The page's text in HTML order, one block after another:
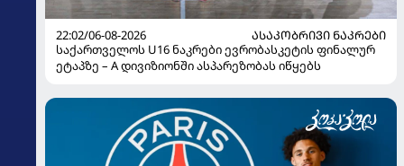
22:02/06-08-2026
ᲐᲡᲐᲙᲝᲑᲠᲘᲕᲘ ᲜᲐᲙᲠᲔᲑᲘ
საქართველოს U16 ნაკრები ევრობასკეტის ფინალურ
ეტაპზე – A დივიზიონში ასპარეზობას იწყებს